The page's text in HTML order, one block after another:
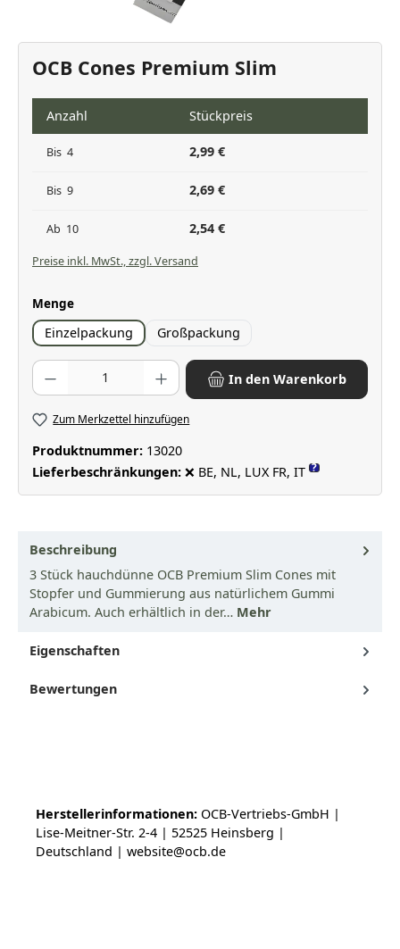
OCB Cones Premium Slim
Anzahl Stückpreis
Bis 4 2,99 €
Bis 9 2,69 €
Ab 10 2,54 €
Preise inkl. MwSt., zzgl. Versand
Mengeauswählen
Einzelpackung Großpackung
Produkt Anzahl: Gib den gewünschten Wert ein oder benutze die
In den Warenkorb
Zum Merkzettel hinzufügen
Produktnummer: 13020
Lieferbeschränkungen: ❌ BE, NL, LUX FR, IT ?
Beschreibung
3 Stück hauchdünne OCB Premium Slim Cones mit
Stopfer und Gummierung aus natürlichem Gummi
Arabicum. Auch erhältlich in der… Mehr
Eigenschaften
Bewertungen
Herstellerinformationen: OCB-Vertriebs-GmbH |
Lise-Meitner-Str. 2-4 | 52525 Heinsberg |
Deutschland | website@ocb.de